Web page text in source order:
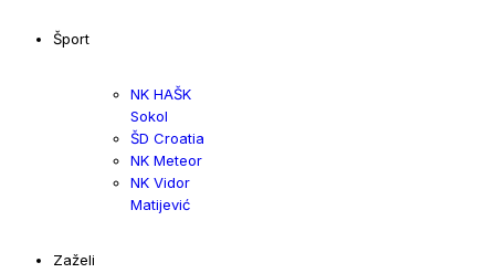
Šport
NK HAŠK
Sokol
ŠD Croatia
NK Meteor
NK Vidor
Matijević
Zaželi